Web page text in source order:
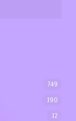
749
190
12